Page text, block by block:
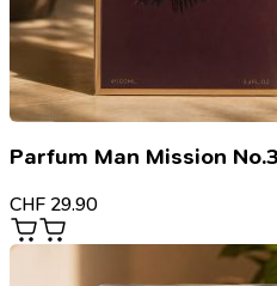
Parfum Man Mission
CHF 29.90